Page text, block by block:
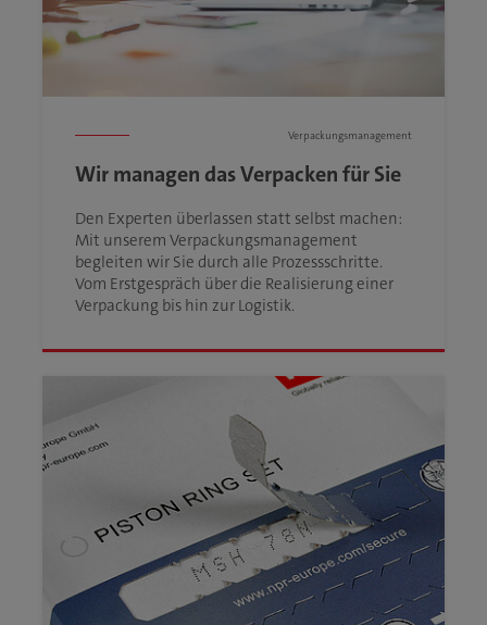
Verpackungsmanagement
Wir managen das Verpacken für Sie
Den Experten überlassen statt selbst machen:
Mit unserem Verpackungsmanagement
begleiten wir Sie durch alle Prozessschritte.
Vom Erstgespräch über die Realisierung einer
Verpackung bis hin zur Logistik.